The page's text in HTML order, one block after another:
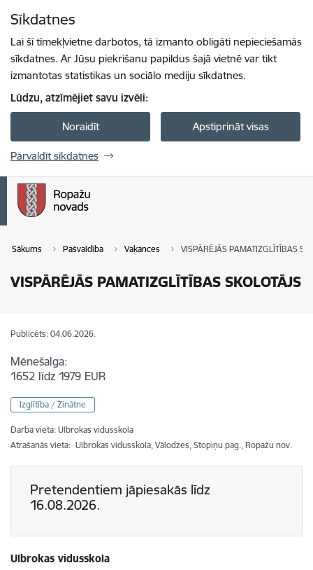
Sīkdatnes
Lai šī tīmekļvietne darbotos, tā izmanto obligāti nepieciešamās
sīkdatnes. Ar Jūsu piekrišanu papildus šajā vietnē var tikt
izmantotas statistikas un sociālo mediju sīkdatnes.
Lūdzu, atzīmējiet savu izvēli:
Noraidīt Apstiprināt visas
Pārvaldīt sīkdatnes
Sākums Pašvaldība Vakances VISPĀRĒJĀS PAMATIZGLĪTĪBAS
VISPĀRĒJĀS PAMATIZGLĪTĪBAS SKOLOTĀJS
Publicēts: 04.06.2026.
Mēnešalga:
1652 līdz 1979 EUR
Izglītība / Zinātne
Darba vieta: Ulbrokas vidusskola
Atrašanās vieta: Ulbrokas vidusskola, Vālodzes, Stopiņu pag., Ropažu nov.
Pretendentiem jāpiesakās līdz
16.08.2026.
Ulbrokas vidusskola